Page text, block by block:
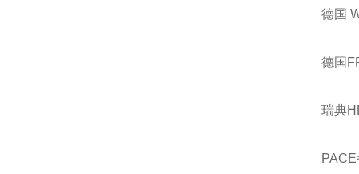
德国
德国
瑞典
PACE